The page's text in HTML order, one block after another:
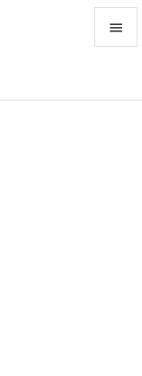
